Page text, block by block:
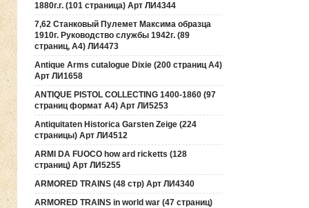
1880г.г. (101 страница) Арт ЛИ4344
7,62 Станковый Пулемет Максима образца
1910г. Руководство службы 1942г. (89
страниц, А4) ЛИ4473
Antique Arms cutalogue Dixie (200 страниц А4)
Арт ЛИ1658
ANTIQUE PISTOL COLLECTING 1400-1860 (97
страниц формат А4) Арт ЛИ5253
Antiquitaten Historica Garsten Zeige (224
страницы) Арт ЛИ4512
ARMI DA FUOCO how ard ricketts (128
страниц) Арт ЛИ5255
ARMORED TRAINS (48 стр) Арт ЛИ4340
ARMORED TRAINS in world war (47 страниц)